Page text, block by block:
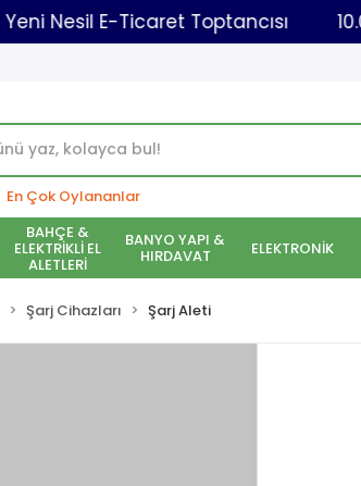
Yeni Nesil E-Ticaret Toptancısı
En Çok Oylananlar
BAHÇE &
ELEKTRİKLİ EL
ALETLERİ
BANYO YAPI &
HIRDAVAT ELEKTRONİK
Şarj Cihazları Şarj Aleti